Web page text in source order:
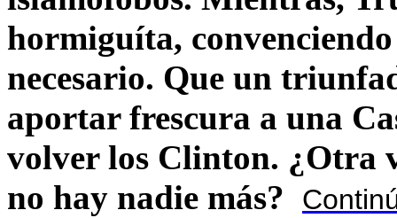
hormiguíta,
necesario. Que un
aportar frescura a una
volver los Clinton. ¿Otra
no hay nadie más?